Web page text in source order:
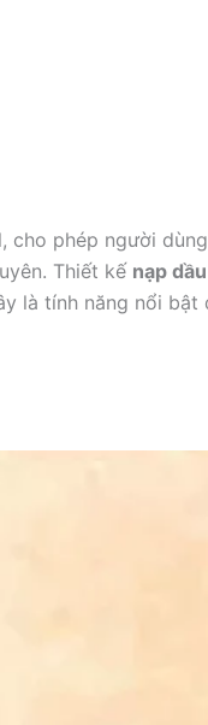
cho phép người
Thiết kế nạp
là tính năng nổi bật